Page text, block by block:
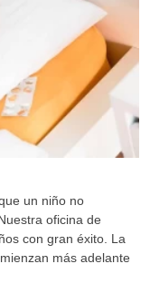
un niño no
oficina de
con gran éxito. La
más adelante